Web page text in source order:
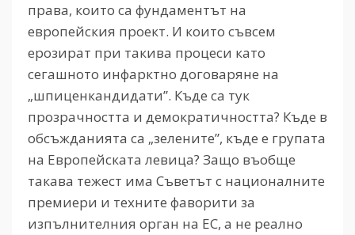
права, които са фундаментът на
европейския проект. И които съвсем
ерозират при такива процеси като
сегашното инфарктно договаряне на
„шпиценкандидати”. Къде са тук
прозрачността и демократичността? Къде в
обсъжданията са „зелените”, къде е групата
на Европейската левица? Защо въобще
такава тежест има Съветът с националните
премиери и техните фаворити за
изпълнителния орган на ЕС, а не реално